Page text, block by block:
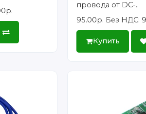
провода от DC-..
95.00р. Без НДС:
Купить